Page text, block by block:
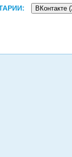
ВКонтакте (